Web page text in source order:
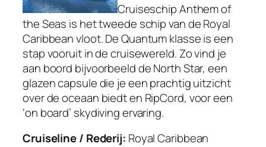
Cruiseschip Anthem of
the Seas is het tweede schip van de Royal
Caribbean vloot. De Quantum klasse is een
stap vooruit in de cruisewereld. Zo vind je
aan boord bijvoorbeeld de North Star, een
glazen capsule die je een prachtig uitzicht
over de oceaan biedt en RipCord, voor een
‘on board’ skydiving ervaring.
Cruiseline / Rederij: Royal Caribbean